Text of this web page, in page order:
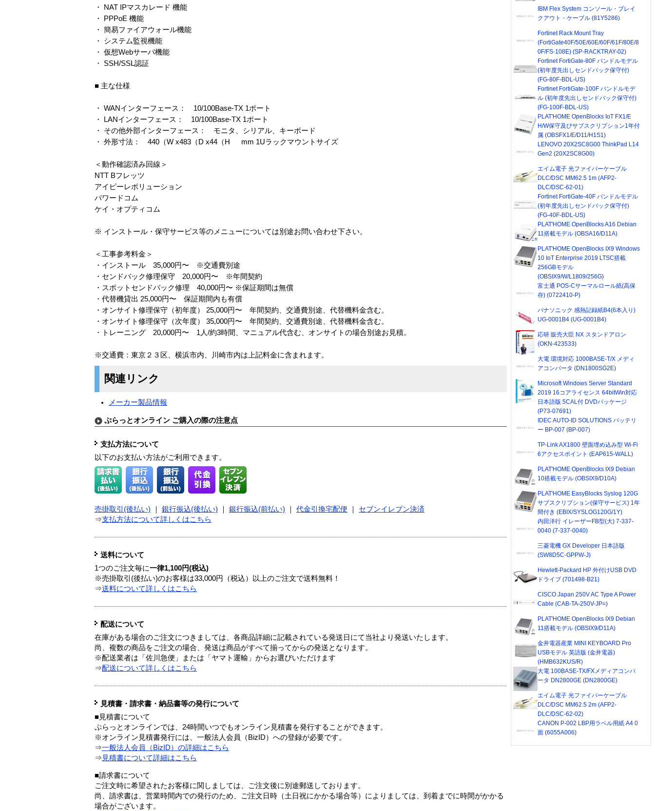
・ NAT IPマスカレード 機能
・ PPPoE 機能
・ 簡易ファイアウォール機能
・ システム監視機能
・ 仮想Webサーバ機能
・ SSH/SSL認証
■ 主な仕様
・ WANインターフェース： 10/100Base-TX 1ポート
・ LANインターフェース： 10/100Base-TX 1ポート
・ その他外部インターフェース： モニタ、シリアル、キーボード
・ 外形寸法： 440（W x483（D x44（H mm 1Uラックマウントサイズ
＜動作確認済み回線＞
NTT Bフレッツ
アイピーレボリューション
パワードコム
ケイ・オプティコム
※ インストール・保守サービス等のメニューについては別途お問い合わせ下さい。
＜工事参考料金＞
・インストール 35,000円〜 ※交通費別途
・センドバック修理保守 20,000円〜 ※年間契約
・スポットセンドバック修理 40,000円〜 ※保証期間は無償
・代替機貸出 25,000円〜 保証期間内も有償
・オンサイト修理保守（初年度） 25,000円〜 年間契約、交通費別途、代替機料金含む。
・オンサイト修理保守（次年度） 35,000円〜 年間契約、交通費別途、代替機料金含む。
・トレーニング 20,000円〜 1人/約3時間、マニュアル代含む、オンサイトの場合別途お見積。
※交通費：東京２３区、横浜市内、川崎市内は上記料金に含まれます。
関連リンク
メーカー製品情報
ぷらっとオンライン ご購入の際の注意点
支払方法について
以下のお支払い方法がご利用できます。
売掛取引(後払い) 銀行振込(後払い) 銀行振込(前払い) 代金引換宅配便
セブンイレブン決済
⇒支払方法について詳しくはこちら
送料について
1つのご注文毎に一律1,100円(税込)
※売掛取引(後払い)のお客様は33,000円（税込）以上のご注文で送料無料！
⇒送料について詳しくはこちら
配送について
在庫がある場合のご注文につきましては、各商品詳細に記載されている発送日にて当社より発送いたします。
尚、複数の商品をご注文の場合、発送は商品がすべて揃ってからの発送となります。
※配送業者は「佐川急便」または「ヤマト運輸」からお選びいただけます
⇒配送について詳しくはこちら
見積書・請求書・納品書等の発行について
■見積書について
ぷらっとオンラインでは、24時間いつでもオンライン見積書を発行することができます。
※オンライン見積書発行には、一般法人会員（BizID）への登録が必要です。
⇒一般法人会員（BizID）の詳細はこちら
⇒ 見積書について詳細はこちら
■請求書について
ご注文時に希望されたお客様に関しましては、ご注文後に別途郵送しております。
尚、請求書は、営業時間内での発行のため、ご注文日時（土日祝にかかる場合等）によりましては、到着までに時間がかかる
場合がございます。
IBM Flex System コンソール・ブレイ
クアウト・ケーブル (81Y5286)
Fortinet Rack Mount Tray
(FortiGate40F/50E/60E/60F/61F/80E/8
0F/FS-108E) (SP-RACKTRAY-02)
Fortinet FortiGate-80F バンドルモデル
(初年度先出しセンドバック保守付)
(FG-80F-BDL-US)
Fortinet FortiGate-100F バンドルモデ
ル (初年度先出しセンドバック保守付)
(FG-100F-BDL-US)
PLAT'HOME OpenBlocks IoT FX1/E
H/W保守及びサブスクリプション1年付
属 (OBSFX1/E/D11/H1S1)
LENOVO 20X2SC8G00 ThinkPad L14
Gen2 (20X2SC8G00)
エイム電子 光ファイバーケーブル
DLC/DSC MM62.5 1m (AFP2-
DLC/DSC-62-01)
Fortinet FortiGate-40F バンドルモデル
(初年度先出しセンドバック保守付)
(FG-40F-BDL-US)
PLAT'HOME OpenBlocks A16 Debian
11搭載モデル (OBSA16/D11A)
PLAT'HOME OpenBlocks IX9 Windows
10 IoT Enterprise 2019 LTSC搭載
256GBモデル
(OBSIX9/W/L1809/256G)
富士通 POS-Cサーマルロール紙(高保
存) (0722410-P)
パナソニック 感熱記録紙B4(6本入り)
UG-0001B4 (UG-0001B4)
応研 販売大臣 NX スタンドアロン
(OKN-423533)
大電 環境対応 1000BASE-T/X メディ
アコンバータ (DN1800SG2E)
Microsoft Windows Server Standard
2019 16コアライセンス 64bitWin対応
日本語版 5CAL付 DVDパッケージ
(P73-07691)
IDEC AUTO-ID SOLUTIONS バッテリ
ー BP-007 (BP-007)
TP-Link AX1800 壁面埋め込み型 Wi-Fi
6アクセスポイント (EAP615-WALL)
PLAT'HOME OpenBlocks IX9 Debian
10搭載モデル (OBSIX9/D10A)
PLAT'HOME EasyBlocks Syslog 120G
サブスクリプション(保守サービス) 1年
間付き (EBIX/SYSLOG120G/1Y)
内田洋行 イレーザーFB型(大) 7-337-
0040 (7-337-0040)
三菱電機 GX Developer 日本語版
(SW8D5C-GPPW-J)
Hewlett-Packard HP 外付けUSB DVD
ドライブ (701498-B21)
CISCO Japan 250V AC Type A Power
Cable (CAB-TA-250V-JP=)
PLAT'HOME OpenBlocks IX9 Debian
11搭載モデル (OBSIX9/D11A)
金井電器産業 MINI KEYBOARD Pro
USBモデル 英語版 (金井電器)
(HMB632KUS/R)
大電 100BASE-TX/FXメディアコンバ
ータ DN2800GE (DN2800GE)
エイム電子 光ファイバーケーブル
DLC/DSC MM62.5 2m (AFP2-
DLC/DSC-62-02)
CANON P-002 LBP用ラベル用紙 A4 0
面 (6055A006)